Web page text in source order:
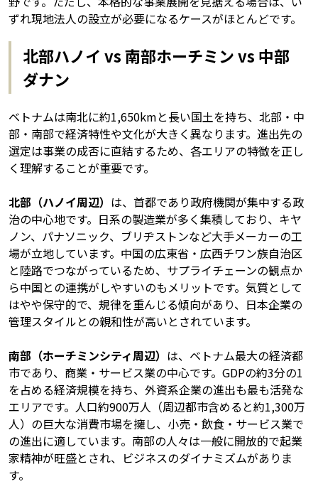
ずれ現地法人の設立が必要になるケースがほとんどです。
北部ハノイ vs 南部ホーチミン vs 中部
ダナン
ベトナムは南北に約1,650kmと長い国土を持ち、北部・中
部・南部で経済特性や文化が大きく異なります。進出先の
選定は事業の成否に直結するため、各エリアの特徴を正し
く理解することが重要です。
北部（ハノイ周辺） は、首都であり政府機関が集中する政
治の中心地です。日系の製造業が多く集積しており、キヤ
ノン、パナソニック、ブリヂストンなど大手メーカーの工
場が立地しています。中国の広東省・広西チワン族自治区
と陸路でつながっているため、サプライチェーンの観点か
ら中国との連携がしやすいのもメリットです。気質として
はやや保守的で、規律を重んじる傾向があり、日本企業の
管理スタイルとの親和性が高いとされています。
南部（ホーチミンシティ周辺） は、ベトナム最大の経済都
市であり、商業・サービス業の中心です。GDPの約3分の1
を占める経済規模を持ち、外資系企業の進出も最も活発な
エリアです。人口約900万人（周辺都市含めると約1,300万
人）の巨大な消費市場を擁し、小売・飲食・サービス業で
の進出に適しています。南部の人々は一般に開放的で起業
家精神が旺盛とされ、ビジネスのダイナミズムがありま
す。